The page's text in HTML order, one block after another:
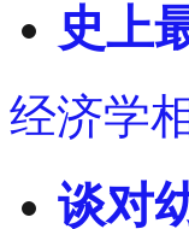
史上
经济学
谈对